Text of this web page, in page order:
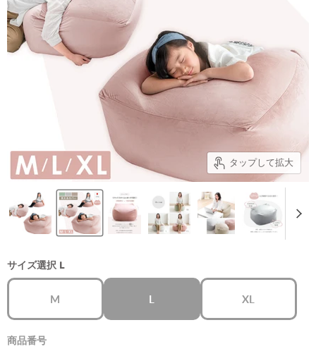
タップして拡大
サイズ選択 L
M L XL
商品番号